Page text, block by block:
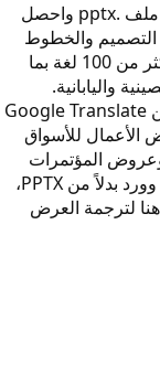
ترجمة بوربوينت بالذكاء الاصطناعي — ارفع أي ملف .pptx واحصل
والخطوط
والحركات والصور في أقل من دقيقتين. ندعم أكثر من 100 لغة بما
واليابانية.
الترجمة تستخدم نماذج عصبية متقدّمة أفضل من Google Translate
الأعمال للأسواق
المؤتمرات
للحضور العالمي. إذا كان مصدرك لا يزال مستند وورد بدلاً من PPTX،
هنا لترجمة العرض